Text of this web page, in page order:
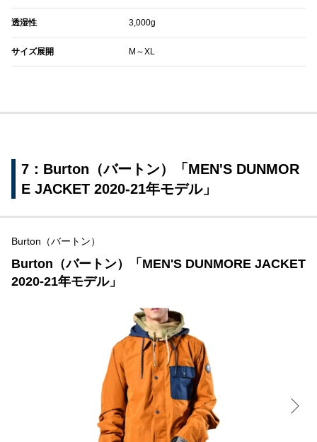
透湿性 3,000g
サイズ展開 M～XL
7：Burton（バートン）「MEN'S DUNMOR
E JACKET 2020-21年モデル」
Burton（バートン）
Burton（バートン）「MEN'S DUNMORE JACKET
2020-21年モデル」